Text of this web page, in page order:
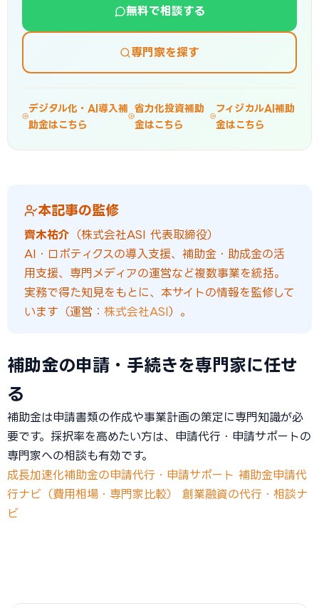
無料で相談する
専門家を探す
デジタル化・AI導入補
助金はこちら
省力化投資補助
金はこちら
フィジカルAI補助
金はこちら
本記事の監修
齊木祐介 （株式会社ASI 代表取締役）
AI・ロボティクスの導入支援、補助金・助成金の活
用支援、専門メディアの運営など複数事業を統括。
実務で得た知見をもとに、本サイトの情報を監修して
います（運営： 株式会社ASI）。
補助金の申請・手続きを専門家に任せ
る
補助金は申請書類の作成や事業計画の策定に専門知識が必
要です。採択率を高めたい方は、申請代行・申請サポートの
専門家への相談も有効です。
成長加速化補助金の申請代行・申請サポート 補助金申請代
行ナビ（費用相場・専門家比較）
創業融資の代行・相談ナ
ビ